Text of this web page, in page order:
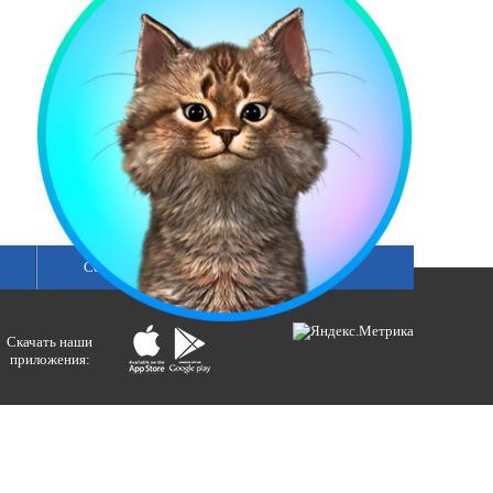
смотреть все
Сетка вещания
Скачать наши
приложения: